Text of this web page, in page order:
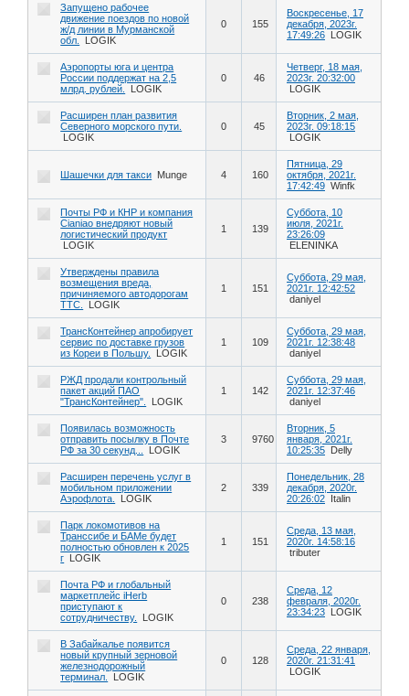
Запущено рабочее
движение поездов по новой
ж/д линии в Мурманской
обл.
LOGIK
0 155
Воскресенье, 17
декабря, 2023г.
17:49:26 LOGIK
Аэропорты юга и центра
России поддержат на 2,5
млрд. рублей.
LOGIK
0 46
Четверг, 18 мая,
2023г. 20:32:00
LOGIK
Расширен план развития
Северного морского пути.
LOGIK
0 45
Вторник, 2 мая,
2023г. 09:18:15
LOGIK
Шашечки для такси Munge 4 160
Пятница, 29
октября, 2021г.
17:42:49 Winfk
Почты РФ и КНР и компания
Cianiao внедряют новый
логистический продукт
LOGIK
1 139
Суббота, 10
июля, 2021г.
23:26:09
ELENINKA
Утверждены правила
возмещения вреда,
причиняемого автодорогам
ТТС.
LOGIK
1 151
Суббота, 29 мая,
2021г. 12:42:52
daniyel
ТрансКонтейнер апробирует
сервис по доставке грузов
из Кореи в Польшу.
LOGIK
1 109
Суббота, 29 мая,
2021г. 12:38:48
daniyel
РЖД продали контрольный
пакет акций ПАО
"ТрансКонтейнер".
LOGIK
1 142
Суббота, 29 мая,
2021г. 12:37:46
daniyel
Появилась возможность
отправить посылку в Почте
РФ за 30 секунд...
LOGIK
3 9760
Вторник, 5
января, 2021г.
10:25:35 Delly
Расширен перечень услуг в
мобильном приложении
Аэрофлота.
LOGIK
2 339
Понедельник, 28
декабря, 2020г.
20:26:02 Italin
Парк локомотивов на
Транссибе и БАМе будет
полностью обновлен к 2025
г LOGIK
1 151
Среда, 13 мая,
2020г. 14:58:16
tributer
Почта РФ и глобальный
маркетплейс iHerb
приступают к
сотрудничеству.
LOGIK
0 238
Среда, 12
февраля, 2020г.
23:34:23 LOGIK
В Забайкалье появится
новый крупный зерновой
железнодорожный
терминал.
LOGIK
0 128
Среда, 22 января,
2020г. 21:31:41
LOGIK